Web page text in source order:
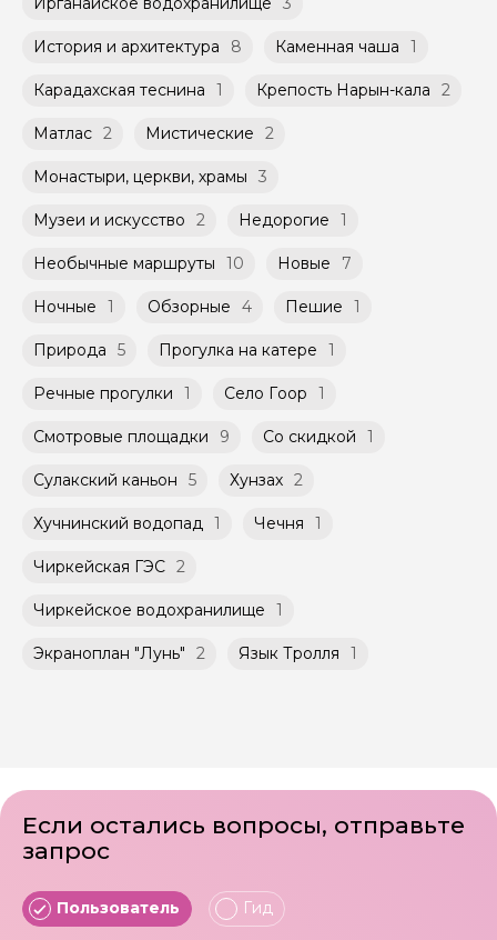
История и архитектура 8 Каменная чаша 1
Карадахская теснина 1 Крепость Нарын-кала 2
Матлас 2 Мистические 2
Монастыри, церкви, храмы 3
Музеи и искусство 2 Недорогие 1
Необычные маршруты 10 Новые 7
Ночные 1 Обзорные 4 Пешие 1
Природа 5 Прогулка на катере 1
Речные прогулки 1 Село Гоор 1
Смотровые площадки 9 Со скидкой 1
Сулакский каньон 5 Хунзах 2
Хучнинский водопад 1 Чечня 1
Чиркейская ГЭС 2
Чиркейское водохранилище 1
Экраноплан "Лунь" 2 Язык Тролля 1
Если остались вопросы, отправьте
запрос
Пользователь Гид